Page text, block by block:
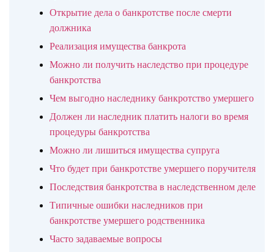
Открытие дела о банкротстве после смерти
должника
Реализация имущества банкрота
Можно ли получить наследство при процедуре
банкротства
Чем выгодно наследнику банкротство умершего
Должен ли наследник платить налоги во время
процедуры банкротства
Можно ли лишиться имущества супруга
Что будет при банкротстве умершего поручителя
Последствия банкротства в наследственном деле
Типичные ошибки наследников при
банкротстве умершего родственника
Часто задаваемые вопросы